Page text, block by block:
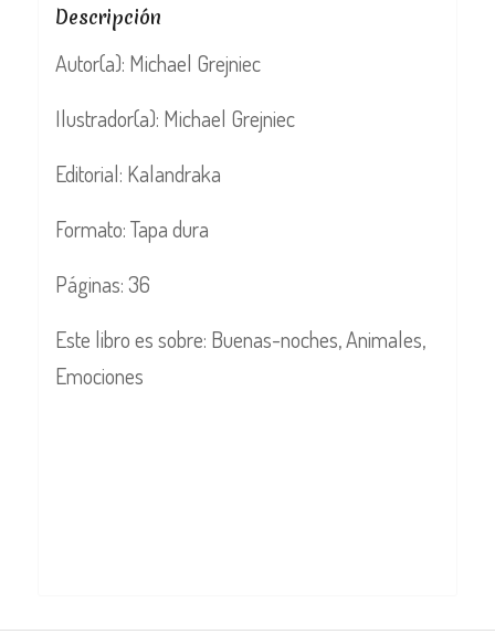
Descripción
Autor(a): Michael Grejniec
Ilustrador(a): Michael Grejniec
Editorial: Kalandraka
Formato: Tapa dura
Páginas: 36
Este libro es sobre: Buenas-noches, Animales,
Emociones